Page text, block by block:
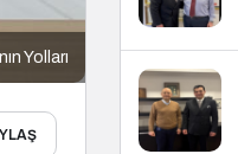
Yolları